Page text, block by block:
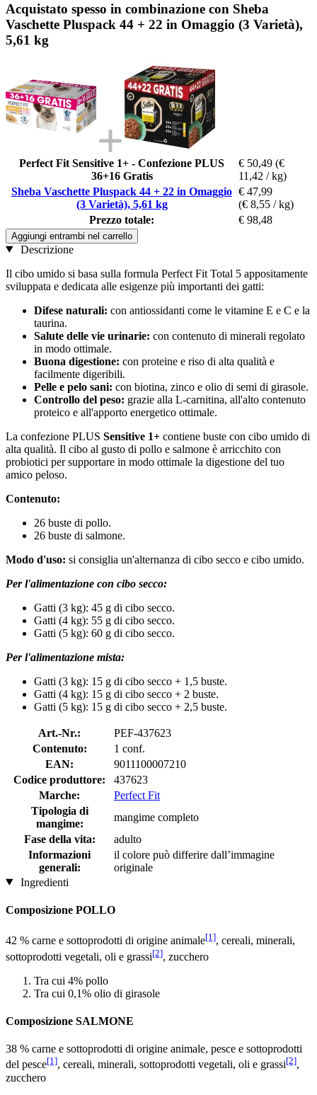
Acquistato spesso in combinazione con Sheba
Vaschette Pluspack 44 + 22 in Omaggio (3 Varietà),
5,61 kg
Perfect Fit Sensitive 1+ - Confezione PLUS
36+16 Gratis
€ 50,49 (€
11,42 / kg)
Sheba Vaschette Pluspack 44 + 22 in Omaggio
(3 Varietà), 5,61 kg
€ 47,99
(€ 8,55 / kg)
Prezzo totale:
€ 98,48
Aggiungi entrambi nel carrello
Descrizione
Il cibo umido si basa sulla formula Perfect Fit Total 5 appositamente
sviluppata e dedicata alle esigenze più importanti dei gatti:
Difese naturali: con antiossidanti come le vitamine E e C e la
taurina.
Salute delle vie urinarie: con contenuto di minerali regolato
in modo ottimale.
Buona digestione: con proteine ​​e riso di alta qualità e
facilmente digeribili.
Pelle e pelo sani: con biotina, zinco e olio di semi di girasole.
Controllo del peso: grazie alla L-carnitina, all'alto contenuto
proteico e all'apporto energetico ottimale.
La confezione PLUS Sensitive 1+ contiene buste con cibo umido di
alta qualità. Il cibo al gusto di pollo e salmone è arricchito con
probiotici per supportare in modo ottimale la digestione del tuo
amico peloso.
Contenuto:
26 buste di pollo.
26 buste di salmone.
Modo d'uso: si consiglia un'alternanza di cibo secco e cibo umido.
Per l'alimentazione con cibo secco:
Gatti (3 kg): 45 g di cibo secco.
Gatti (4 kg): 55 g di cibo secco.
Gatti (5 kg): 60 g di cibo secco.
Per l'alimentazione mista:
Gatti (3 kg): 15 g di cibo secco + 1,5 buste.
Gatti (4 kg): 15 g di cibo secco + 2 buste.
Gatti (5 kg): 15 g di cibo secco + 2,5 buste.
Art.-Nr.:
PEF-437623
Contenuto:
1 conf.
EAN:
9011100007210
Codice produttore:
437623
Marche:
Perfect Fit
Tipologia di
mangime:
mangime completo
Fase della vita:
adulto
Informazioni
generali:
il colore può differire dall’immagine
originale
Ingredienti
Composizione POLLO
42 % carne e sottoprodotti di origine animale[1], cereali, minerali,
sottoprodotti vegetali, oli e grassi[2], zucchero
Tra cui 4% pollo
Tra cui 0,1% olio di girasole
Composizione SALMONE
38 % carne e sottoprodotti di origine animale, pesce e sottoprodotti
del pesce[1], cereali, minerali, sottoprodotti vegetali, oli e grassi[2],
zucchero